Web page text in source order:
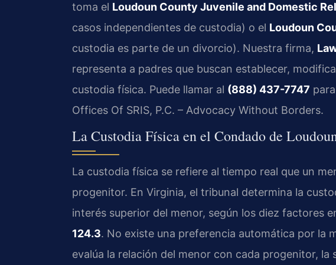
toma el Loudoun County Juvenile and Domestic
casos independientes de custodia) o el Loudoun
custodia es parte de un divorcio). Nuestra firma,
representa a padres que buscan establecer,
custodia física. Puede llamar al (888) 437-7747
Offices Of SRIS, P.C. – Advocacy Without Borders.
La Custodia Física en el Condado de
La custodia física se refiere al tiempo real que un
progenitor. En Virginia, el tribunal determina la
interés superior del menor, según los diez factores
124.3. No existe una preferencia automática por la
evalúa la relación del menor con cada progenitor, la